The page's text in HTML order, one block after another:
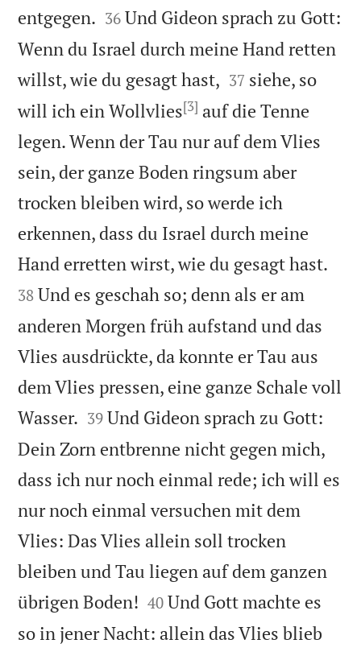
entgegen. 

36 Und Gideon sprach zu Gott:
Wenn du Israel durch meine Hand retten
willst, wie du gesagt hast, 

37 siehe, so
will ich ein Wollvlies[3] auf die Tenne
legen. Wenn der Tau nur auf dem Vlies
sein, der ganze Boden ringsum aber
trocken bleiben wird, so werde ich
erkennen, dass du Israel durch meine
Hand erretten wirst, wie du gesagt hast.
38 Und es geschah so; denn als er am
anderen Morgen früh aufstand und das
Vlies ausdrückte, da konnte er Tau aus
dem Vlies pressen, eine ganze Schale voll
Wasser. 

39 Und Gideon sprach zu Gott:
Dein Zorn entbrenne nicht gegen mich,
dass ich nur noch einmal rede; ich will es
nur noch einmal versuchen mit dem
Vlies: Das Vlies allein soll trocken
bleiben und Tau liegen auf dem ganzen
übrigen Boden! 

40 Und Gott machte es
so in jener Nacht: allein das Vlies blieb